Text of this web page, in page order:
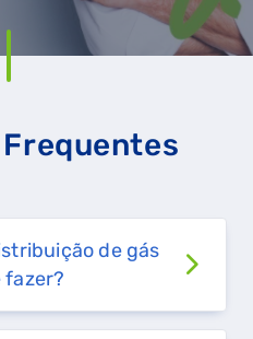
de gás
fazer?
DE GÁS